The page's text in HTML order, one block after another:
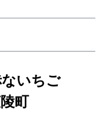
いちご
町